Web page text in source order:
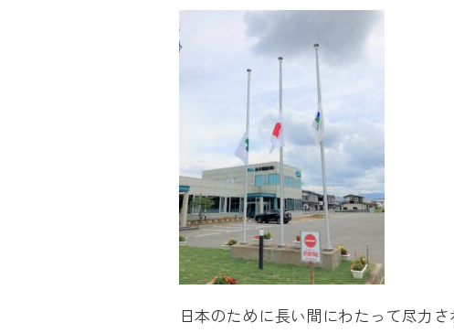
日本のために長い間にわたって尽力さ